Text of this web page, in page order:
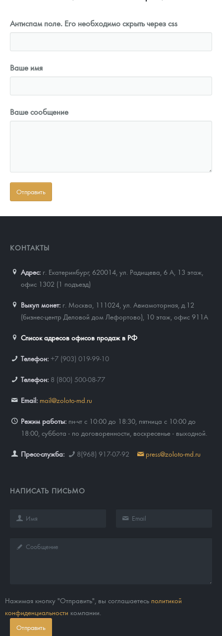
Антиспам поле. Его необходимо скрыть через css
Ваше имя
Ваше сообщение
КОНТАКТЫ
Адрес: г. Екатеринбург, 620014 ул. Радищева, 6 А, 13 этаж,
офис 1302 (1 подъезд)
Выкуп монет: г. Москва, 111024, ул. Авиамоторная, д.12
(бизнес-центр Деловой дом Лефортово), 10 этаж, офис 911А
Список адресов офисов продаж в РФ
Телефон: +7 (903) 019-99-10
Телефон: 8 (800) 500-08-77
Email: mail@zoloto-md.ru
Режим работы: пн-чт с 10:00 до 18:30, пятница с 10:00 до
18:00, суббота - по договоренности, воскресенье - выходной.
Пресс-служба: 8(968) 917-07-92 press@zoloto-md.ru
НАПИСАТЬ ПИСЬМО
Нажимая кнопку "Отправить", вы соглашаетесь политикой
конфиденциальности компании.
Отправить